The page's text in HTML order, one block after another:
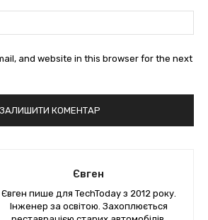
and website in this browser for the next
Євген
Євген пише для TechToday з 2012 року.
Інженер за освітою. Захоплюється